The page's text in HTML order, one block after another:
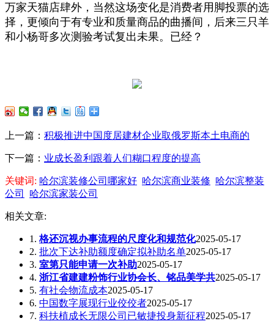
万家天猫店肆外，当然这场变化是消费者用脚投票的选
择，更倾向于有专业和质量商品的曲播间，后来三只羊
和小杨哥多次测验考试复出未果。已经？
上一篇： 积极推进中国度居建材企业取俄罗斯本土电商的
下一篇： 业成长盈利跟着人们糊口程度的提高
关键词: 哈尔滨装修公司哪家好 哈尔滨商业装修 哈尔滨整装
公司
哈尔滨家装公司
相关文章:
1. 格还沉视办事流程的尺度化和规范化2025-05-17
2. 批次下达补助额度确定拟补助名单2025-05-17
3. 室第只能申请一次补助2025-05-17
4. 浙江省建建粉饰行业协会长、铭品美学共2025-05-17
5. 有社会物流成本2025-05-17
6. 中国数字展现行业佼佼者2025-05-17
7. 科扶植成长无限公司已敏捷投身新征程2025-05-17